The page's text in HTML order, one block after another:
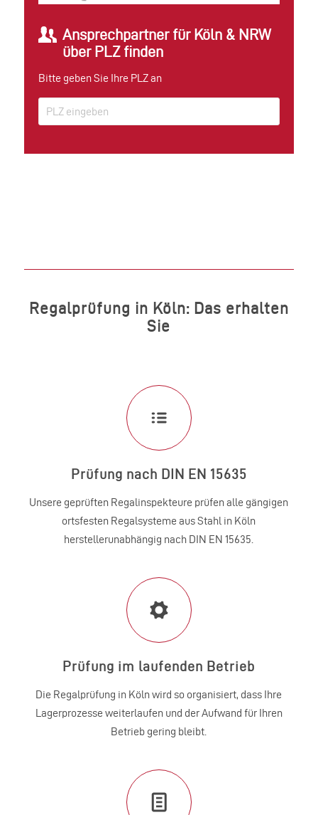
Ansprechpartner für Köln & NRW
über PLZ finden
Bitte geben Sie Ihre PLZ an
Regalprüfung in Köln: Das erhalten
Sie
Prüfung nach DIN EN 15635
Unsere geprüften Regalinspekteure prüfen alle gängigen
ortsfesten Regalsysteme aus Stahl in Köln
herstellerunabhängig nach DIN EN 15635.
Prüfung im laufenden Betrieb
Die Regalprüfung in Köln wird so organisiert, dass Ihre
Lager­prozesse weiterlaufen und der Aufwand für Ihren
Betrieb gering bleibt.